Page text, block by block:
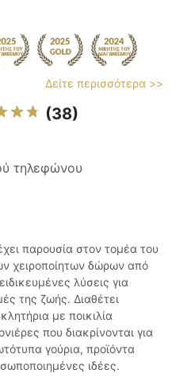
Δείτε περισσότερα >>
(38)
τηλεφώνου
παρουσία στον τομέα του
χειροποίητων δώρων από
λύσεις για
της ζωής. Διαθέτει
με ποικιλία
που διακρίνονται για
γούρια, προϊόντα
ιδέες.